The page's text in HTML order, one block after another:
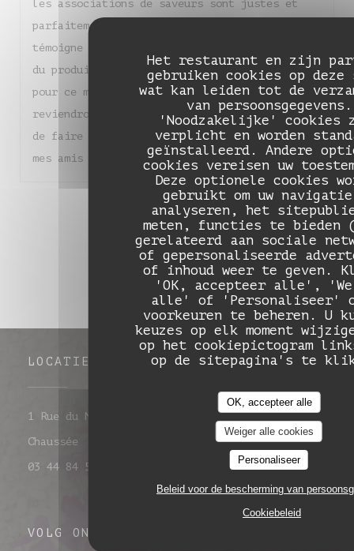
Het restaurant en zijn
gebruiken cookies op
wat kan leiden tot de
van persoonsgegevens.
'Noodzakelijke' cookies
verplicht en worden
geïnstalleerd. Andere
cookies vereisen uw
Deze optionele cookies
gebruikt om uw
analyseren, het
meten, functies te
gerelateerd aan sociale
of gepersonaliseerde
of inhoud weer te geven.
'OK, accepteer alle',
alle' of 'Personaliseer'
voorkeuren te beheren. U
keuzes op elk moment
op het cookiepictogram
op de sitepagina's te
OK, accepteer alle
Weiger alle cookies
Personaliseer
Beleid voor de bescherming van
Cookiebeleid
les associations de saveurs sont justes et
parfaitement équilibrées. Chaque assiette
témoigne d'un réel savoir-faire et d'un amour
du produit. Un grand bravo à toute l'équipe
pour ce moment de pure gourmandise. Nous
reviendrons sans hésiter et je suis heureuse
de faire découvrir ce magnifique endroit à
mes amis !
2 3
LOCATIE
1 Rue du Maréchal Leclerc 60860 Saint-Omer-en-
Chaussée ((opent in een nieuw venster))
03 44 84 50 32
VOLG ONS